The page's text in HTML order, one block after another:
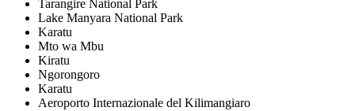
Tarangire National Park
Lake Manyara National Park
Karatu
Mto wa Mbu
Kiratu
Ngorongoro
Karatu
Aeroporto Internazionale del Kilimangiaro